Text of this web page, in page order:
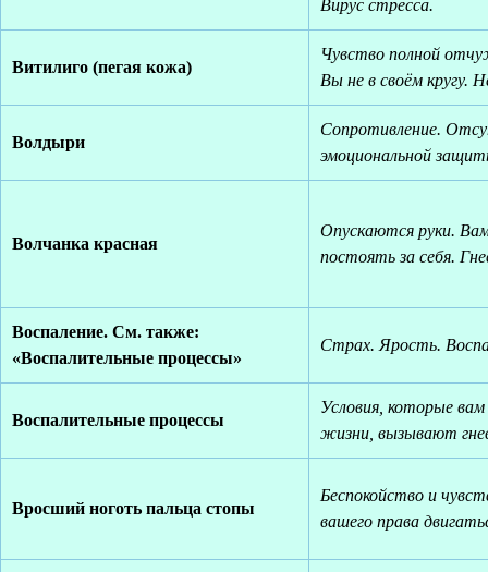
Вирус стресса.
Витилиго (пегая кожа)
Чувство полной
Вы не в своём кругу.
Волдыри
Сопротивление.
эмоциональной
Волчанка красная
Опускаются руки.
постоять за себя.
Воспаление. См. также:
«Воспалительные процессы»
Страх. Ярость.
Воспалительные процессы
Условия, которые
жизни, вызывают
Вросший ноготь пальца стопы
Беспокойство и
вашего права